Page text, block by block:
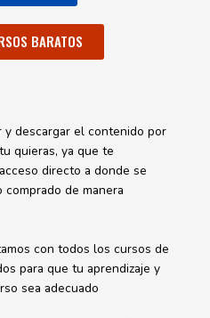
BARATOS
y descargar el contenido por
quieras, ya que te
directo a donde se
de manera
con todos los cursos de
para que tu aprendizaje y
sea adecuado